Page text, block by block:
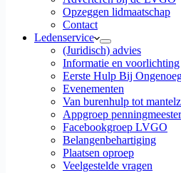
Opzeggen lidmaatschap
Contact
Ledenservice
(Juridisch) advies
Informatie en voorlichting
Eerste Hulp Bij
Evenementen
Van burenhulp tot
Appgroep
Facebookgroep LVGO
Belangenbehartiging
Plaatsen oproep
Veelgestelde vragen